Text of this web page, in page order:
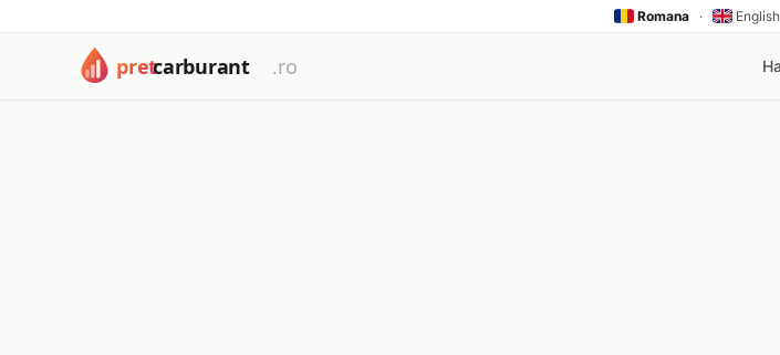
Romana · English